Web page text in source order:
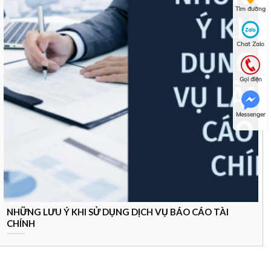
NHỮNG LƯU Ý KHI SỬ DỤNG DỊCH VỤ BÁO CÁO TÀI
CHÍNH
Tìm đường
Chat Zalo
Gọi điện
Messenger